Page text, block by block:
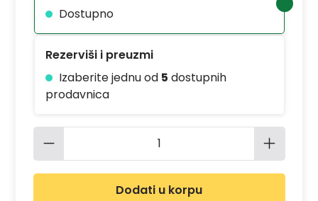
Dostupno
Rezerviši i preuzmi
Izaberite jednu od 5 dostupnih
prodavnica
Količina proizvoda: Unesite
Dodati u korpu